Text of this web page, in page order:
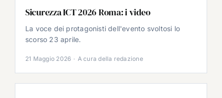
Sicurezza ICT 2026 Roma: i video
La voce dei protagonisti dell'evento svoltosi lo
scorso 23 aprile.
21 Maggio 2026 · A cura della redazione